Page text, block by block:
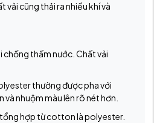
vải cũng thải ra nhiều khí và
chống thấm nước. Chất vải
thường được pha với
nhuộm màu lên rõ nét hơn.
hợp từ cotton là polyester.